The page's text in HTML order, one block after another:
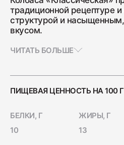
Колбаса
260
1700
Колбаса
традиционной рецептуре
структурой и
вкусом.
ЧИТАТЬ БОЛЬШЕ
ПИЩЕВАЯ ЦЕННОСТЬ НА 100
БЕЛКИ, Г
10
ЖИРЫ, Г
13